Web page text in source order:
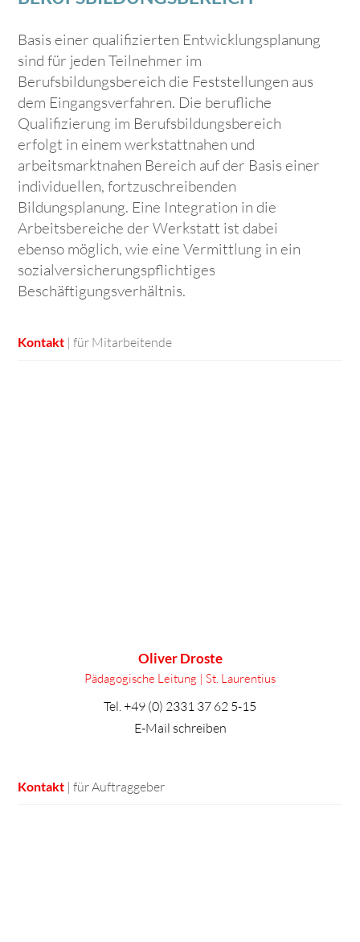
Basis einer qualifizierten Entwicklungsplanung
sind für jeden Teilnehmer im
Berufsbildungsbereich die Feststellungen aus
dem Eingangsverfahren. Die berufliche
Qualifizierung im Berufsbildungsbereich
erfolgt in einem werkstattnahen und
arbeitsmarktnahen Bereich auf der Basis einer
individuellen, fortzuschreibenden
Bildungsplanung. Eine Integration in die
Arbeitsbereiche der Werkstatt ist dabei
ebenso möglich, wie eine Vermittlung in ein
sozialversicherungspflichtiges
Beschäftigungsverhältnis.
Kontakt | für Mitarbeitende
Oliver Droste
Pädagogische Leitung | St. Laurentius
Tel. +49 (0) 2331 37 62 5-15
E-Mail schreiben
Kontakt | für Auftraggeber